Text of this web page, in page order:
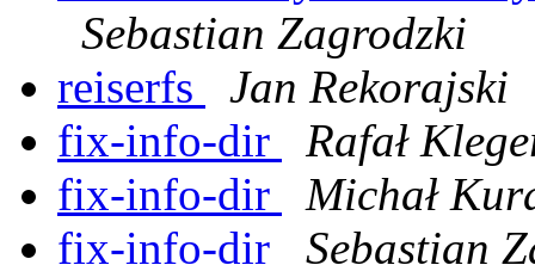
Sebastian Zagrodzki
reiserfs
Jan Rekorajski
fix-info-dir
Rafał
fix-info-dir
Michał
fix-info-dir
Sebastian